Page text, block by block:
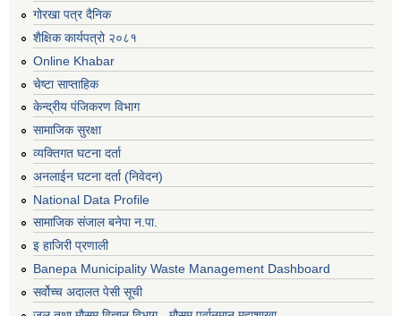
गोरखा पत्र दैनिक
शैक्षिक कार्यपत्रो २०८१
Online Khabar
चेष्टा साप्ताहिक
केन्द्रीय पंजिकरण विभाग
सामाजिक सुरक्षा
व्यक्तिगत घटना दर्ता
अनलाईन घटना दर्ता (निवेदन)
National Data Profile
सामाजिक संजाल बनेपा न.पा.
इ हाजिरी प्रणाली
Banepa Municipality Waste Management Dashboard
सर्वोच्च अदालत पेसी सूची